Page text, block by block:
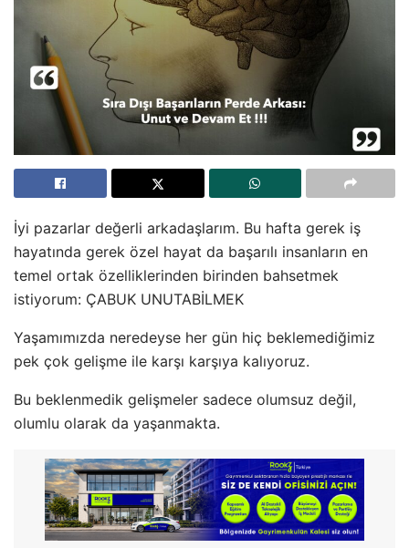
İyi pazarlar değerli arkadaşlarım. Bu hafta gerek iş
hayatında gerek özel hayat da başarılı insanların en
temel ortak özelliklerinden birinden bahsetmek
istiyorum: ÇABUK UNUTABİLMEK
Yaşamımızda neredeyse her gün hiç beklemediğimiz
pek çok gelişme ile karşı karşıya kalıyoruz.
Bu beklenmedik gelişmeler sadece olumsuz değil,
olumlu olarak da yaşanmakta.